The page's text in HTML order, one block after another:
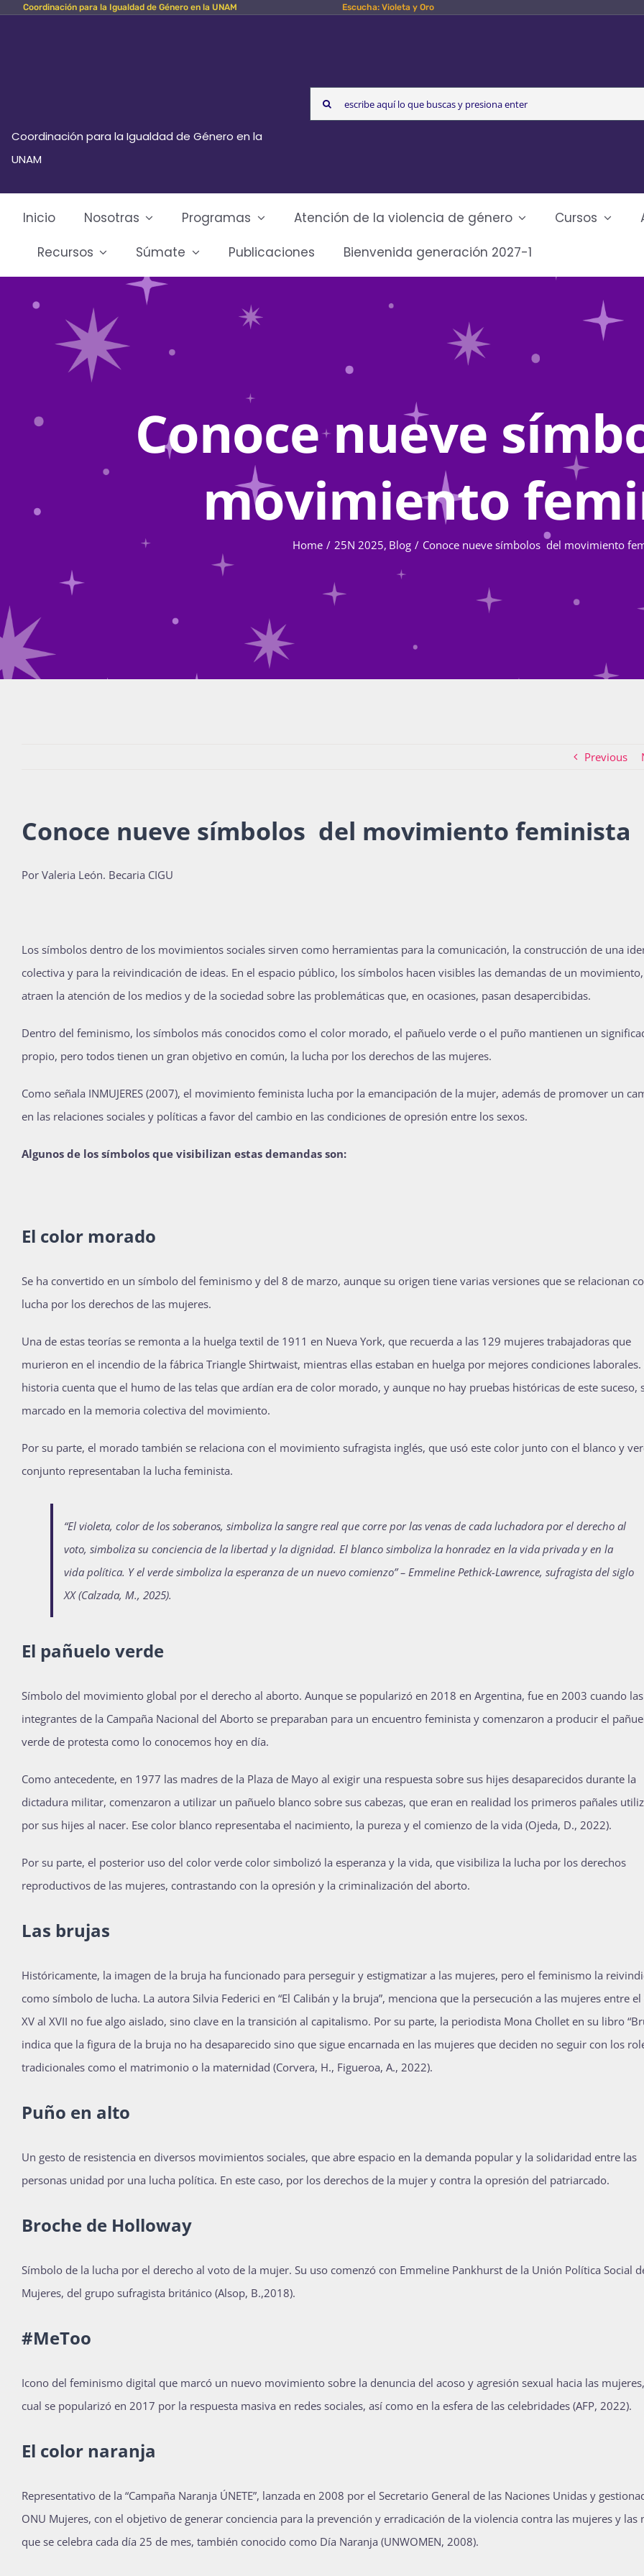
Skip Coordinación para la Igualdad de Género en la UNAM Escucha: Violeta y Oro
Coordinación para la Igualdad de Género en la
UNAM
Search
for:
Inicio Nosotras Programas Atención de la violencia de género Cursos
Recursos
Súmate Publicaciones Bienvenida generación 2027-1
Conoce nueve
movimiento
Home 25N 2025 Blog Conoce nueve símbolos del movimiento
Previous
Conoce nueve símbolos del movimiento feminista
Por Valeria León. Becaria CIGU
Los símbolos dentro de los movimientos sociales sirven como herramientas para la comunicación, la construcción de una
colectiva y para la reivindicación de ideas. En el espacio público, los símbolos hacen visibles las demandas de un movimiento,
atraen la atención de los medios y de la sociedad sobre las problemáticas que, en ocasiones, pasan desapercibidas.
Dentro del feminismo, los símbolos más conocidos como el color morado, el pañuelo verde o el puño mantienen un
propio, pero todos tienen un gran objetivo en común, la lucha por los derechos de las mujeres.
Como señala INMUJERES (2007), el movimiento feminista lucha por la emancipación de la mujer, además de promover un
en las relaciones sociales y políticas a favor del cambio en las condiciones de opresión entre los sexos.
Algunos de los símbolos que visibilizan estas demandas son:
El color morado
Se ha convertido en un símbolo del feminismo y del 8 de marzo, aunque su origen tiene varias versiones que se relacionan
lucha por los derechos de las mujeres.
Una de estas teorías se remonta a la huelga textil de 1911 en Nueva York, que recuerda a las 129 mujeres trabajadoras que
murieron en el incendio de la fábrica Triangle Shirtwaist, mientras ellas estaban en huelga por mejores condiciones laborales.
historia cuenta que el humo de las telas que ardían era de color morado, y aunque no hay pruebas históricas de este suceso,
marcado en la memoria colectiva del movimiento.
Por su parte, el morado también se relaciona con el movimiento sufragista inglés, que usó este color junto con el blanco y
conjunto representaban la lucha feminista.
“El violeta, color de los soberanos, simboliza la sangre real que corre por las venas de cada luchadora por el derecho al
voto, simboliza su conciencia de la libertad y la dignidad. El blanco simboliza la honradez en la vida privada y en la
vida política. Y el verde simboliza la esperanza de un nuevo comienzo” – Emmeline Pethick-Lawrence, sufragista del siglo
XX (Calzada, M., 2025).
El pañuelo verde
Símbolo del movimiento global por el derecho al aborto. Aunque se popularizó en 2018 en Argentina, fue en 2003 cuando las
integrantes de la Campaña Nacional del Aborto se preparaban para un encuentro feminista y comenzaron a producir el
verde de protesta como lo conocemos hoy en día.
Como antecedente, en 1977 las madres de la Plaza de Mayo al exigir una respuesta sobre sus hijes desaparecidos durante la
dictadura militar, comenzaron a utilizar un pañuelo blanco sobre sus cabezas, que eran en realidad los primeros pañales
por sus hijes al nacer. Ese color blanco representaba el nacimiento, la pureza y el comienzo de la vida (Ojeda, D., 2022).
Por su parte, el posterior uso del color verde color simbolizó la esperanza y la vida, que visibiliza la lucha por los derechos
reproductivos de las mujeres, contrastando con la opresión y la criminalización del aborto.
Las brujas
Históricamente, la imagen de la bruja ha funcionado para perseguir y estigmatizar a las mujeres, pero el feminismo la
como símbolo de lucha. La autora Silvia Federici en “El Calibán y la bruja”, menciona que la persecución a las mujeres entre
XV al XVII no fue algo aislado, sino clave en la transición al capitalismo. Por su parte, la periodista Mona Chollet en su libro
indica que la figura de la bruja no ha desaparecido sino que sigue encarnada en las mujeres que deciden no seguir con los
tradicionales como el matrimonio o la maternidad (Corvera, H., Figueroa, A., 2022).
Puño en alto
Un gesto de resistencia en diversos movimientos sociales, que abre espacio en la demanda popular y la solidaridad entre las
personas unidad por una lucha política. En este caso, por los derechos de la mujer y contra la opresión del patriarcado.
Broche de Holloway
Símbolo de la lucha por el derecho al voto de la mujer. Su uso comenzó con Emmeline Pankhurst de la Unión Política Social
Mujeres, del grupo sufragista británico (Alsop, B.,2018).
#MeToo
Icono del feminismo digital que marcó un nuevo movimiento sobre la denuncia del acoso y agresión sexual hacia las
cual se popularizó en 2017 por la respuesta masiva en redes sociales, así como en la esfera de las celebridades (AFP, 2022).
El color naranja
Representativo de la “Campaña Naranja ÚNETE”, lanzada en 2008 por el Secretario General de las Naciones Unidas y
ONU Mujeres, con el objetivo de generar conciencia para la prevención y erradicación de la violencia contra las mujeres y las
que se celebra cada día 25 de mes, también conocido como Día Naranja (UNWOMEN, 2008).